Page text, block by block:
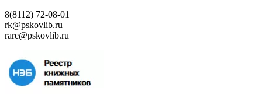
8(8112) 72-08-01
rk@pskovlib.ru
rare@pskovlib.ru